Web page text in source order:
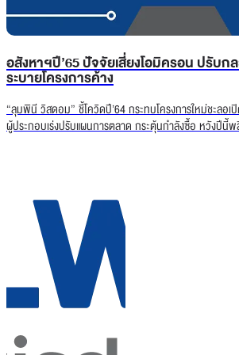
อสังหาฯปี’65 ปัจจัยเสี่ยงโอมิครอน ปรับ
ระบายโครงการค้าง
“ลุมพินี วิสดอม” ชี้โควิดปี’64 กระทบโครงการใหม่ชะลอ
ผู้ประกอบเร่งปรับแผนการตลาด กระตุ้นกำลังซื้อ หวังปีนี้